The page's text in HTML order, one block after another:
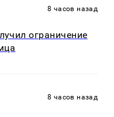
8 часов назад
ограничение
8 часов назад